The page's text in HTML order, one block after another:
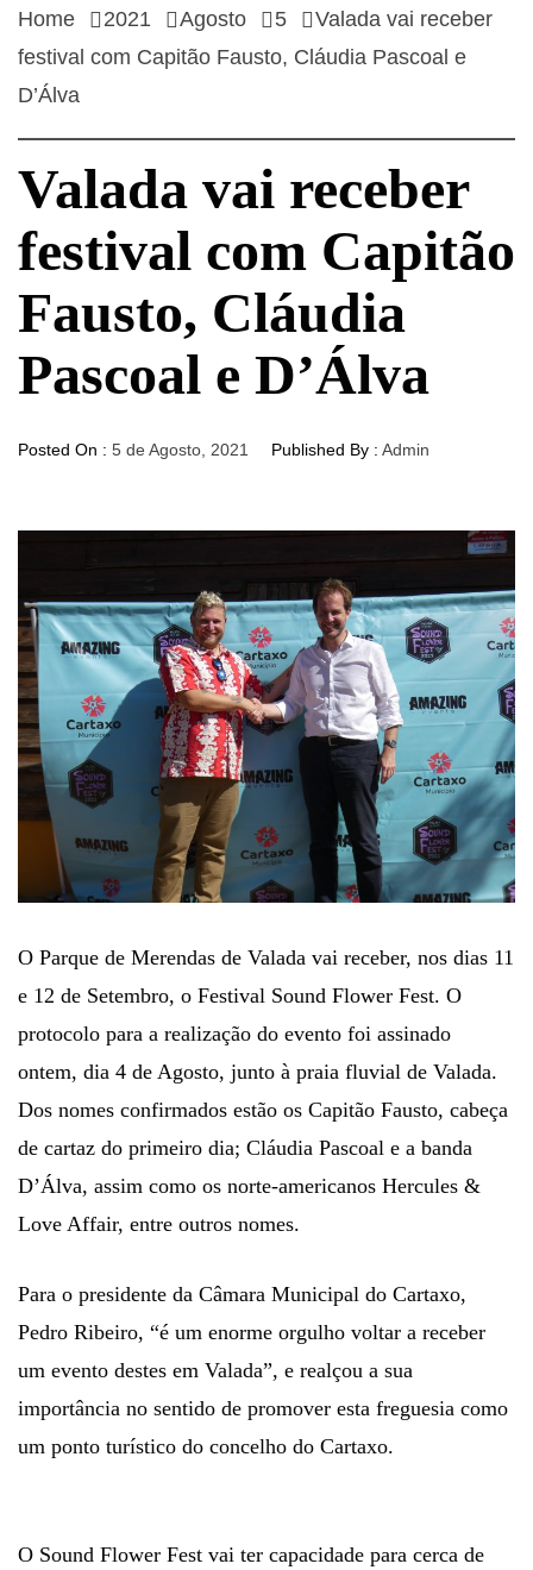
Home 2021 Agosto 5
Valada vai receber
festival com Capitão Fausto, Cláudia Pascoal e
D’Álva
Valada vai receber
festival com Capitão
Fausto, Cláudia
Pascoal e D’Álva
Posted On : 5 de Agosto, 2021 Published By : Admin
O Parque de Merendas de Valada vai receber, nos dias 11
e 12 de Setembro, o Festival Sound Flower Fest. O
protocolo para a realização do evento foi assinado
ontem, dia 4 de Agosto, junto à praia fluvial de Valada.
Dos nomes confirmados estão os Capitão Fausto, cabeça
de cartaz do primeiro dia; Cláudia Pascoal e a banda
D’Álva, assim como os norte-americanos Hercules &
Love Affair, entre outros nomes.
Para o presidente da Câmara Municipal do Cartaxo,
Pedro Ribeiro, “é um enorme orgulho voltar a receber
um evento destes em Valada”, e realçou a sua
importância no sentido de promover esta freguesia como
um ponto turístico do concelho do Cartaxo.
O Sound Flower Fest vai ter capacidade para cerca de